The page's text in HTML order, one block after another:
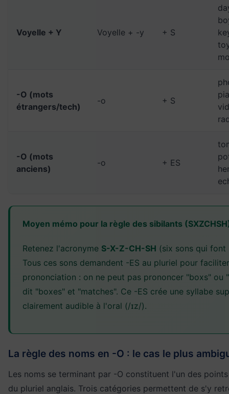
Voyelle + Y Voyelle + -y + S
-O (mots
étrangers/tech)
-o + S
-O (mots
anciens)
-o + ES
Moyen mémo pour la règle des sibilants
Retenez l'acronyme S-X-Z-CH-SH (six sons qui font
Tous ces sons demandent -ES au pluriel pour
prononciation : on ne peut pas prononcer "boxs" ou
dit "boxes" et "matches". Ce -ES crée une syllabe
clairement audible à l'oral (/ɪz/).
La règle des noms en -O : le cas le plus
Les noms se terminant par -O constituent l'un des
du pluriel anglais. Trois catégories permettent de s'y